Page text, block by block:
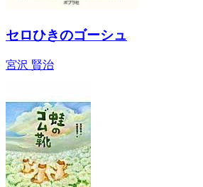
セロひきのゴーシュ
宮沢 賢治